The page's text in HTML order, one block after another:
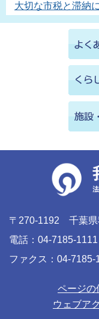
大切な市税と滞納
〒270-1192 千葉県
電話：04-7185-1111
ファクス：04-7185-
ページの
ウェブア